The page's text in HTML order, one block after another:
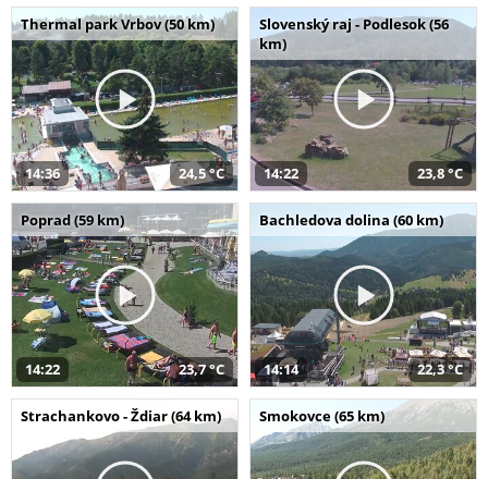
Thermal park Vrbov (50 km)
14:36 24,5 °C
Slovenský raj - Podlesok (56
km)
14:22 23,8 °C
Poprad (59 km)
14:22 23,7 °C
Bachledova dolina (60 km)
14:14 22,3 °C
Strachankovo - Ždiar (64 km) Smokovce (65 km)